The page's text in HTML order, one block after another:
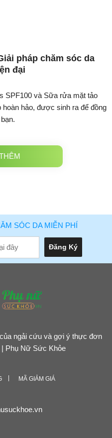
pháp chăm sóc da
đại
SPF100 và Sữa rửa mặt tảo
hoàn hảo, được sinh ra để đồng
SÓC DA MIỄN PHÍ
ngải cứu và gợi ý thực đơn
| Phụ Nữ Sức Khỏe
MÃ GIẢM GIÁ